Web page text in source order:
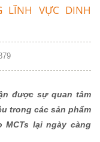
LĨNH VỰC DINH
được sự quan tâm
trong các sản phẩm
MCTs lại ngày càng